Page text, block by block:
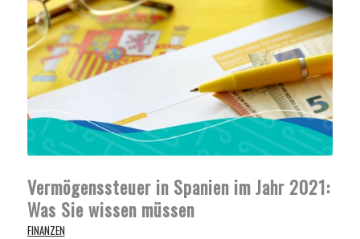
Vermögenssteuer in Spanien im Jahr 2021:
Was Sie wissen müssen
FINANZEN